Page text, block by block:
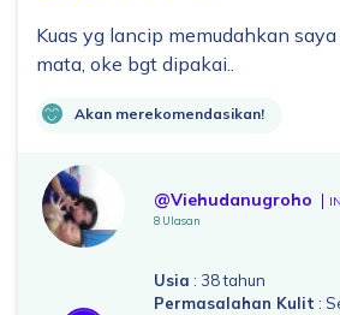
Kuas yg lancip memudahkan
mata, oke bgt dipakai..
Akan merekomendasikan!
@Viehudanugroho
8 Ulasan
Usia : 38 tahun
Permasalahan Kulit :